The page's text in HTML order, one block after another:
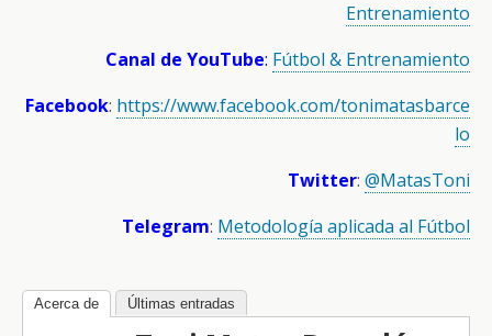
Entrenamiento
Canal de YouTube: Fútbol & Entrenamiento
Facebook: https://www.facebook.com/tonimatasbarce
lo
Twitter: @MatasToni
Telegram: Metodología aplicada al Fútbol
Acerca de Últimas entradas